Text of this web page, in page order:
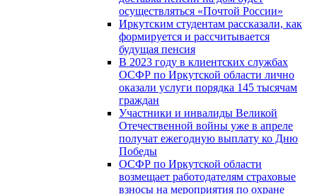
осуществляться «Почтой России»
Иркутским студентам рассказали, как
формируется и рассчитывается
будущая пенсия
В 2023 году в клиентских службах
ОСФР по Иркутской области лично
оказали услуги порядка 145 тысячам
граждан
Участники и инвалиды Великой
Отечественной войны уже в апреле
получат ежегодную выплату ко Дню
Победы
ОСФР по Иркутской области
возмещает работодателям страховые
взносы на мероприятия по охране